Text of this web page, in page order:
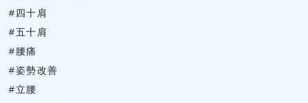
#四十肩
#五十肩
#腰痛
#姿勢改善
#立腰